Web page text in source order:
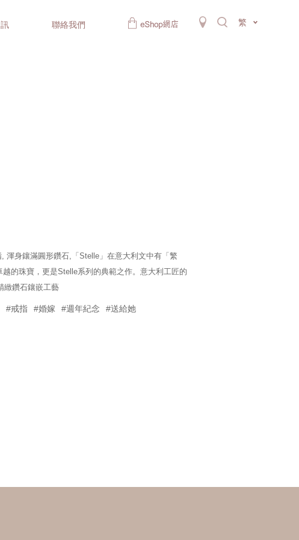
聯絡我們 繁
渾身鑲滿圓形鑽石,「Stelle」在意大利文中有「繁
的珠寶，更是Stelle系列的典範之作。意大利工匠的
緻鑽石鑲嵌工藝
#戒指 #婚嫁 #週年紀念 #送給她